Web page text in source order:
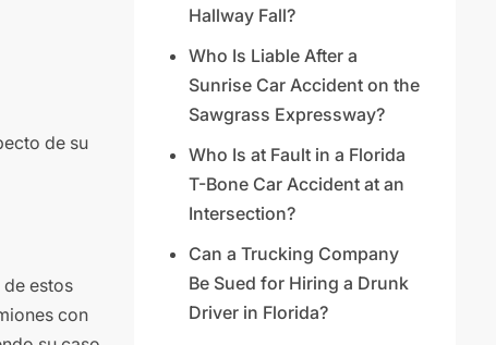
de su
estos
con
Hallway Fall?
Who Is Liable After a
Sunrise Car Accident on the
Sawgrass Expressway?
Who Is at Fault in a Florida
T-Bone Car Accident at an
Intersection?
Can a Trucking Company
Be Sued for Hiring a Drunk
Driver in Florida?